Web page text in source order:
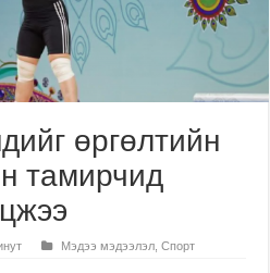
өргөлтийн
тамирчид
Мэдээ мэдээлэл ,Спорт